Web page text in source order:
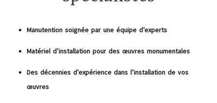
Manutention soignée par une équipe d’experts
Matériel d’installation pour des œuvres monumentales
Des décennies d’expérience dans l’installation de vos
œuvres